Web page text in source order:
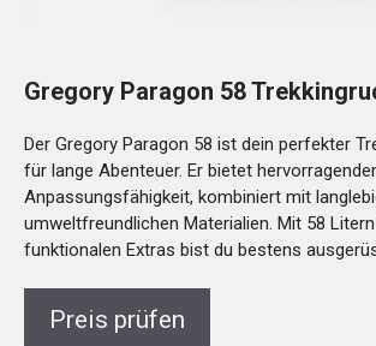
Gregory Paragon 58
Der Gregory Paragon 58 ist dein perfekter
für lange Abenteuer. Er bietet
Anpassungsfähigkeit, kombiniert mit
umweltfreundlichen Materialien. Mit 58
funktionalen Extras bist du bestens
Preis prüfen